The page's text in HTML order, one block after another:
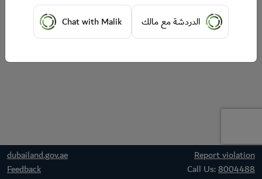
dubailand.gov.ae
Report violation
Feedback
Call Us:8004488
Chat with Malik
الدردشة مع مالك